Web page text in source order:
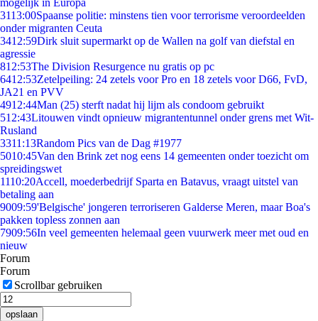
mogelijk in Europa
3113:00Spaanse politie: minstens tien voor terrorisme veroordeelden
onder migranten Ceuta
3412:59Dirk sluit supermarkt op de Wallen na golf van diefstal en
agressie
812:53The Division Resurgence nu gratis op pc
6412:53Zetelpeiling: 24 zetels voor Pro en 18 zetels voor D66, FvD,
JA21 en PVV
4912:44Man (25) sterft nadat hij lijm als condoom gebruikt
512:43Litouwen vindt opnieuw migrantentunnel onder grens met Wit-
Rusland
3311:13Random Pics van de Dag #1977
5010:45Van den Brink zet nog eens 14 gemeenten onder toezicht om
spreidingswet
1110:20Accell, moederbedrijf Sparta en Batavus, vraagt uitstel van
betaling aan
9009:59'Belgische' jongeren terroriseren Galderse Meren, maar Boa's
pakken topless zonnen aan
7909:56In veel gemeenten helemaal geen vuurwerk meer met oud en
nieuw
Forum
Forum
Scrollbar gebruiken
opslaan